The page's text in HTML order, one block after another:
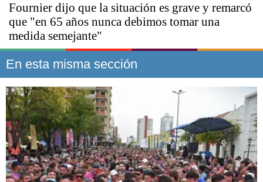
Fournier dijo que la situación es grave y remarcó
que "en 65 años nunca debimos tomar una
medida semejante"
En esta misma sección